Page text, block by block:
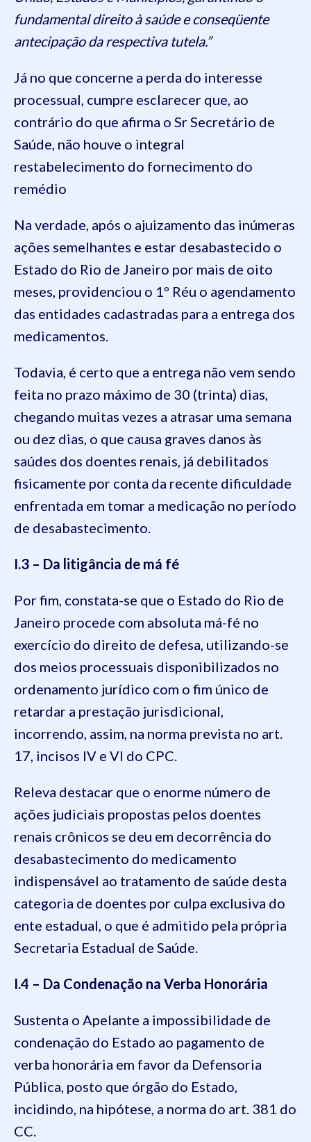
fundamental direito à saúde e conseqüente
antecipação da respectiva tutela.”
Já no que concerne a perda do interesse
processual, cumpre esclarecer que, ao
contrário do que afirma o Sr Secretário de
Saúde, não houve o integral
restabelecimento do fornecimento do
remédio
Na verdade, após o ajuizamento das inúmeras
ações semelhantes e estar desabastecido o
Estado do Rio de Janeiro por mais de oito
meses, providenciou o 1º Réu o agendamento
das entidades cadastradas para a entrega dos
medicamentos.
Todavia, é certo que a entrega não vem sendo
feita no prazo máximo de 30 (trinta) dias,
chegando muitas vezes a atrasar uma semana
ou dez dias, o que causa graves danos às
saúdes dos doentes renais, já debilitados
fisicamente por conta da recente dificuldade
enfrentada em tomar a medicação no período
de desabastecimento.
I.3 – Da litigância de má fé
Por fim, constata-se que o Estado do Rio de
Janeiro procede com absoluta má-fé no
exercício do direito de defesa, utilizando-se
dos meios processuais disponibilizados no
ordenamento jurídico com o fim único de
retardar a prestação jurisdicional,
incorrendo, assim, na norma prevista no art.
17, incisos IV e VI do CPC.
Releva destacar que o enorme número de
ações judiciais propostas pelos doentes
renais crônicos se deu em decorrência do
desabastecimento do medicamento
indispensável ao tratamento de saúde desta
categoria de doentes por culpa exclusiva do
ente estadual, o que é admitido pela própria
Secretaria Estadual de Saúde.
I.4 – Da Condenação na Verba Honorária
Sustenta o Apelante a impossibilidade de
condenação do Estado ao pagamento de
verba honorária em favor da Defensoria
Pública, posto que órgão do Estado,
incidindo, na hipótese, a norma do art. 381 do
CC.